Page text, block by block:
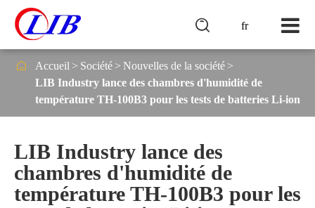
fr

 Accueil Société
Nouvelles de la société
LIB Industry lance des chambres d'humidité de
température TH-100B3 pour les tests de batteries Li-ion
LIB Industry lance des
chambres d'humidité de
température TH-100B3 pour les